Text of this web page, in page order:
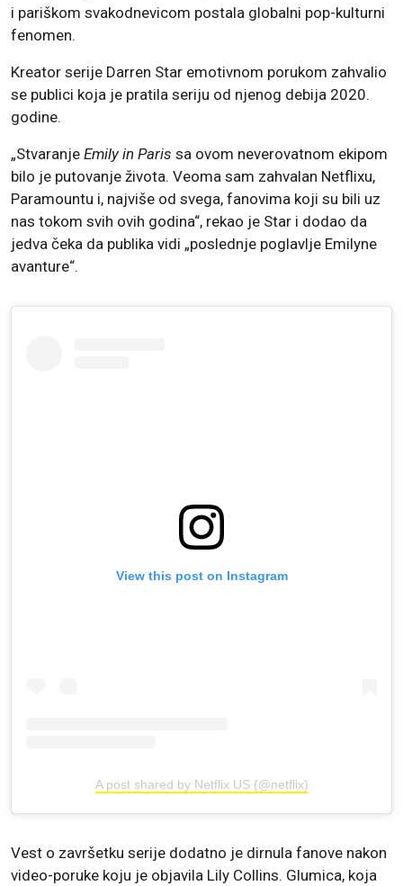
i pariškom svakodnevicom postala globalni pop-kulturni
fenomen.
Kreator serije Darren Star emotivnom porukom zahvalio
se publici koja je pratila seriju od njenog debija 2020.
godine.
„Stvaranje Emily in Paris sa ovom neverovatnom ekipom
bilo je putovanje života. Veoma sam zahvalan Netflixu,
Paramountu i, najviše od svega, fanovima koji su bili uz
nas tokom svih ovih godina“, rekao je Star i dodao da
jedva čeka da publika vidi „poslednje poglavlje Emilyne
avanture“.
View this post on Instagram
A post shared by Netflix US (@netflix)
Vest o završetku serije dodatno je dirnula fanove nakon
video-poruke koju je objavila Lily Collins. Glumica, koja